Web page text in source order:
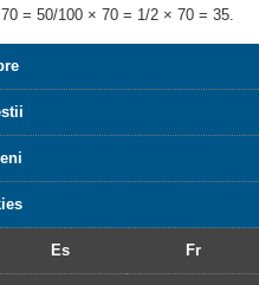
= 50/100 × 70 = 1/2 × 70 = 35.
Es Fr